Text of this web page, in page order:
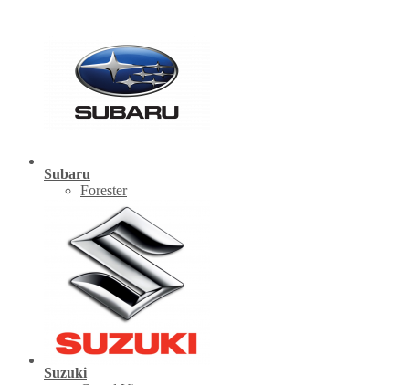
Subaru
Forester
Suzuki